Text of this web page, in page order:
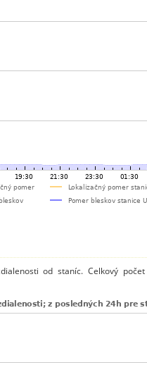
od staníc. Celkový